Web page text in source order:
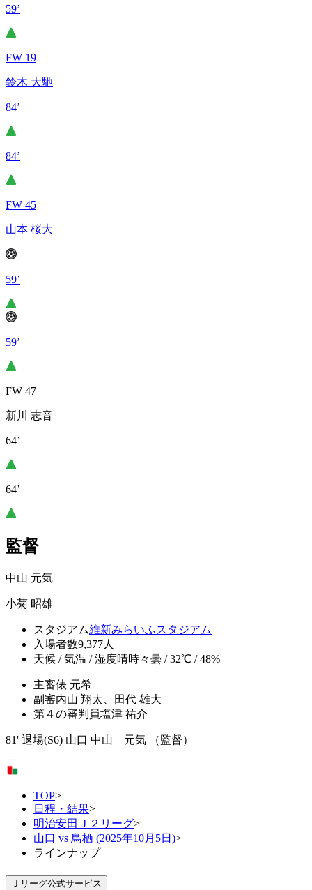
59’
FW 19
鈴木 大馳
84’
84’
FW 45
山本 桜大
59’
59’
FW 47
新川 志音
64’
64’
監督
中山 元気
小菊 昭雄
スタジアム維新みらいふスタジアム
入場者数9,377人
天候 / 気温 / 湿度晴時々曇 / 32℃ / 48%
主審俵 元希
副審内山 翔太、田代 雄大
第４の審判員塩津 祐介
81' 退場(S6) 山口 中山 元気 （監督）
TOP>
日程・結果>
明治安田Ｊ２リーグ>
山口 vs 鳥栖 (2025年10月5日)>
ラインナップ
Ｊリーグ公式サービス